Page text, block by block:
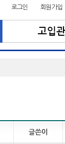
로그인 회원가입
글쓴이